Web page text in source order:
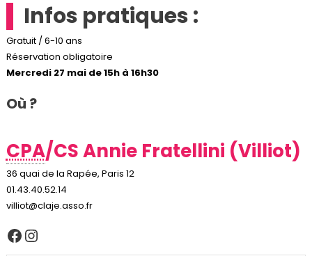
Infos pratiques :
Gratuit / 6-10 ans
Réservation obligatoire
Mercredi 27 mai de 15h à 16h30
Où ?
CPA/CS Annie Fratellini (Villiot)
36 quai de la Rapée, Paris 12
01.43.40.52.14
villiot@claje.asso.fr
Facebook
Instagram